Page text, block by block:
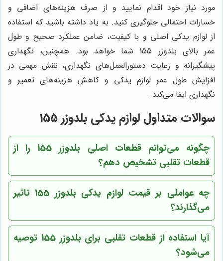
مورد نیاز خود اقدام نمایید و از صرف هزینه‌های اضافی و
خسارات احتمالی جلوگیری کنید. به یاد داشته باشید که استفاده
از لوازم یدکی اصلی و با کیفیت، ضامن عملکرد صحیح و طول
عمر بالای بلدوزر 155 شما خواهد بود. همچنین، نگهداری
پیشگیرانه و رعایت دستورالعمل‌های نگهداری، نقش مهمی در
افزایش طول عمر لوازم یدکی و کاهش هزینه‌های تعمیر و
نگهداری ایفا می‌کند.
سوالات متداول لوازم یدکی بلدوزر 155
چگونه می‌توانم قطعات اصلی بلدوزر 155 را از
قطعات تقلبی تشخیص دهم؟
چه عواملی بر قیمت لوازم یدکی بلدوزر 155 تاثیر
می‌گذارند؟
آیا استفاده از قطعات تقلبی برای بلدوزر 155 توصیه
می‌شود؟